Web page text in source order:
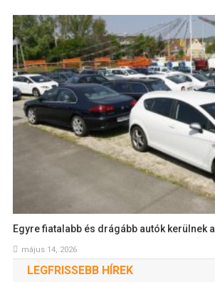
Egyre fiatalabb és drágább autók kerülnek
május 14, 2026
LEGFRISSEBB HÍREK